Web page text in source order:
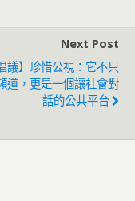
Next Post
議】珍惜公視：它不只
道，更是一個讓社會對
話的公共平台